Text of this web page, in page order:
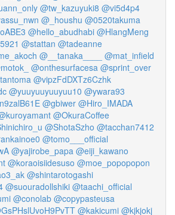
@tw_kazuyuki8 @vi5d4p4
@_houshu @0520takuma
@hello_abudhabi @HlangMeng
@stattan @tadeanne
@__tanaka____
@mat_infield
@onthesurfacesa @sprint_over
@vipzFdDXTz6Czhk
@yuuyuuyuuyuu10 @ywara93
@gbiwer @Hiro_IMADA
@OkuraCoffee
@ShotaSzho @tacchan7412
@tomo___official
@yajirobe_papa @eiji_kawano
@koraoisiidesuso @moe_popopopon
@shintarotogashi
@suouradollshiki @taachi_official
@conolab @copypasteusa
@kakicumi @kjkjokj